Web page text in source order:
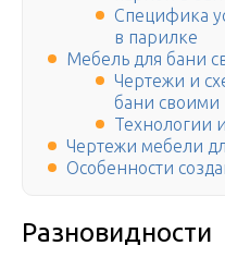
Специфика
в парилке
Мебель для бани
Чертежи и
бани своими
Технологии
Чертежи мебели
Особенности
Разновидности